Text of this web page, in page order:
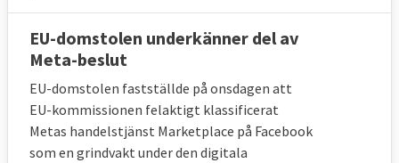
EU-domstolen underkänner del av
Meta-beslut
EU-domstolen fastställde på onsdagen att
EU-kommissionen felaktigt klassificerat
Metas handelstjänst Marketplace på Facebook
som en grindvakt under den digitala